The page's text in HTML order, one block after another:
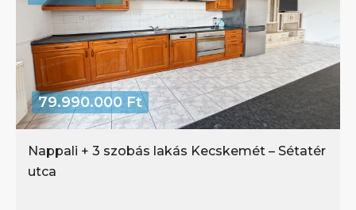
79.990.000 Ft
Nappali + 3 szobás lakás Kecskemét – Sétatér
utca